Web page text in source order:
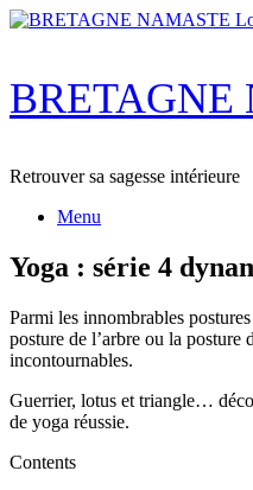
Skip
BRETAGNE
Retrouver sa sagesse intérieure
Menu
Yoga : série 4
Parmi les innombrables
posture de l’arbre ou la posture
incontournables.
Guerrier, lotus et triangle…
de yoga réussie.
Contents